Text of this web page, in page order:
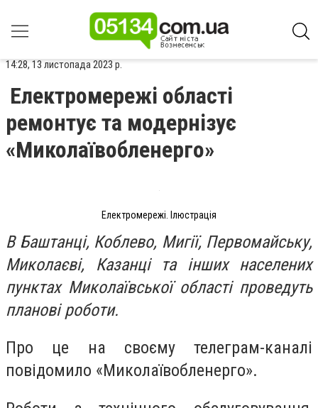
14:28, 13 листопада 2023 р.
Електромережі області
ремонтує та модернізує
«Миколаївобленерго»
Електромережі. Ілюстрація
В Баштанці, Коблево, Мигії, Первомайську,
Миколаєві, Казанці та інших населених
пунктах Миколаївської області проведуть
планові роботи.
Про це на своєму телеграм-каналі
повідомило «Миколаївобленерго».